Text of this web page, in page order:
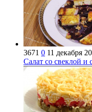
3671 0 11 декабря
Салат со свеклой